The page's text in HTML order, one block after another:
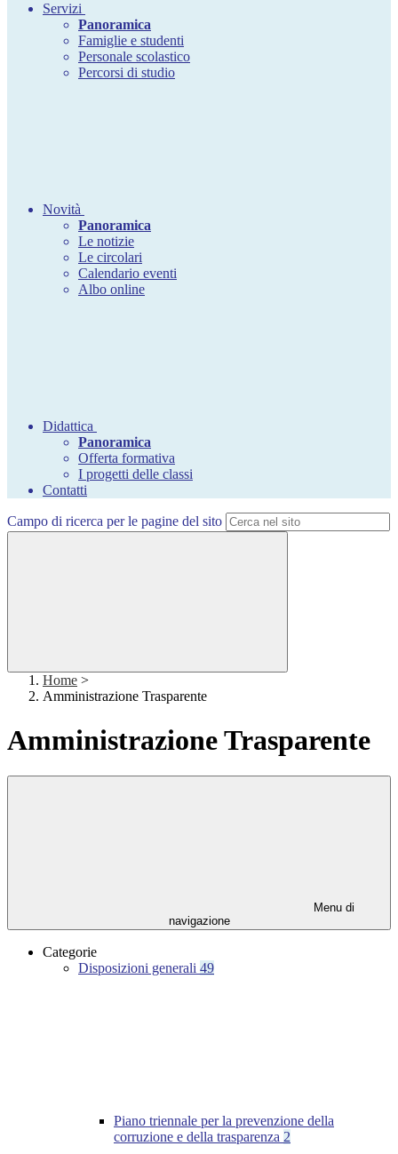
Servizi
Panoramica
Famiglie e studenti
Personale scolastico
Percorsi di studio
Novità
Panoramica
Le notizie
Le circolari
Calendario eventi
Albo online
Didattica
Panoramica
Offerta formativa
I progetti delle classi
Contatti
Campo di ricerca per le pagine del sito
Home >
Amministrazione Trasparente
Amministrazione Trasparente
Menu di
navigazione
Categorie
Disposizioni generali 49
Piano triennale per la prevenzione della
corruzione e della trasparenza 2